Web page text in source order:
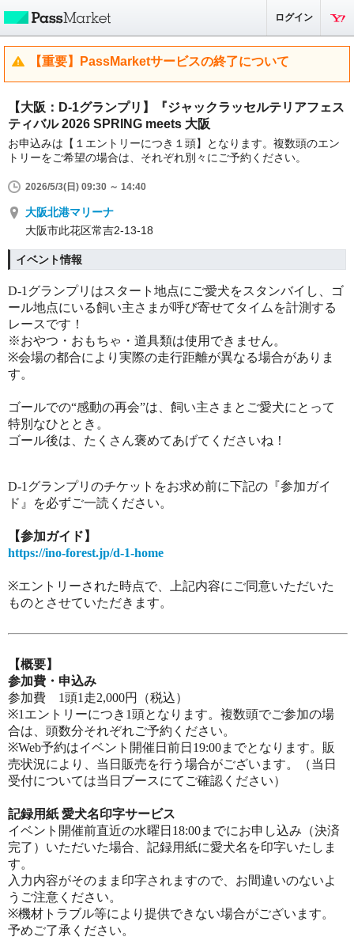
ログイン
【重要】PassMarketサービスの終了について
【大阪：D-1グランプリ】『ジャックラッセルテリアフェス
ティバル 2026 SPRING meets 大阪
お申込みは【１エントリーにつき１頭】となります。複数頭のエン
トリーをご希望の場合は、それぞれ別々にご予約ください。
2026/5/3(日) 09:30 ～ 14:40
大阪北港マリーナ
大阪市此花区常吉2-13-18
イベント情報
D-1 グランプリはスタート地点にご愛犬をスタンバイし、ゴ
ール地点にいる飼い主さまが呼び寄せてタイムを計測する
レースです！
※おやつ・おもちゃ・道具類は使用できません。
※会場の都合により実際の走行距離が異なる場合がありま
す。
ゴールでの“感動の再会”は、飼い主さまとご愛犬にとって
特別なひととき。
ゴール後は、たくさん褒めてあげてくださいね！
D-1 グランプリのチケットをお求め前に下記の『参加ガイ
ド』を必ずご一読ください。
【参加ガイド】
https://ino-forest.jp/d-1-home
※エントリーされた時点で、上記内容にご同意いただいた
ものとさせていただきます。
【概要】
参加費・申込み
参加費 1頭1走2,000円（税込）
※1エントリーにつき1頭となります。複数頭でご参加の場
合は、頭数分それぞれご予約ください。
※Web予約はイベント開催日前日19:00までとなります。販
売状況により、当日販売を行う場合がございます。（当日
受付については当日ブースにてご確認ください）
記録用紙 愛犬名印字サービス
イベント開催前直近の水曜日18:00までにお申し込み（決済
完了）いただいた場合、記録用紙に愛犬名を印字いたしま
す。
入力内容がそのまま印字されますので、お間違いのないよ
うご注意ください。
※機材トラブル等により提供できない場合がございます。
予めご了承ください。